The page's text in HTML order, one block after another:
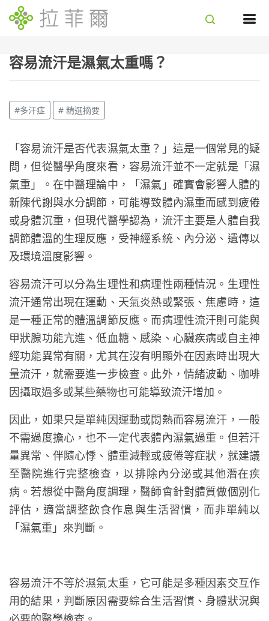
容易流汗是濕氣太重嗎？
#多汗症 # 精選摘要
「容易流汗是否代表濕氣太重？」這是一個常見的疑
問，但從醫學角度來看，容易流汗並不一定就是「濕
氣重」。在中醫理論中，「濕氣」確實會影響人體的
新陳代謝與水分調節，可能導致體內濕重而感到疲倦
或身體沉重，但現代醫學認為，流汗主要是人體自我
調節體溫的生理反應，受神經系統、內分泌、遺傳以
及環境溫度影響。
容易流汗可以分為生理性和病理性兩種情況。生理性
流汗通常出現在運動、天氣炎熱或緊張、焦慮時，這
是一種正常的體溫調節反應。而病理性流汗則可能與
甲狀腺功能亢進、低血糖、感染、心臟疾病或自主神
經功能異常有關，尤其在沒有明顯外在因素時出現大
量流汗，就需要進一步檢查。此外，情緒波動、咖啡
因攝取過多或某些藥物也可能導致流汗增加。
因此，如果只是單純因運動或悶熱而容易流汗，一般
不需過度擔心，也不一定代表體內濕氣過重。但若汗
量異常、伴隨心悸、體重減輕或疲倦等症狀，就建議
至醫院進行完整檢查，以排除內分泌或其他潛在疾
病。若想從中醫角度調理，醫師會針對體質做個別化
評估，適當調整飲食作息與生活習慣，而非單純以
「濕氣重」來判斷。
容易流汗不等於濕氣太重，它可能是多種因素交互作
用的結果，判斷原因需要綜合生活習慣、身體狀況與